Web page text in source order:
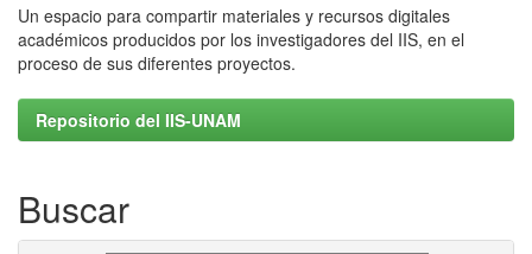
Un espacio para compartir materiales y recursos digitales
académicos producidos por los investigadores del IIS, en el
proceso de sus diferentes proyectos.
Repositorio del IIS-UNAM
Buscar